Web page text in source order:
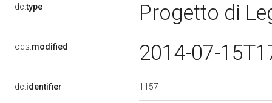
dc:type Progetto di
ods:modified 2014-07-
dc:identifier 1157